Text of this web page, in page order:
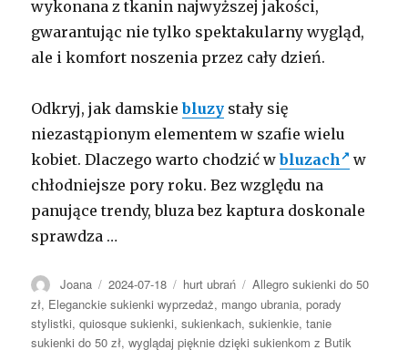
wykonana z tkanin najwyższej jakości,
gwarantując nie tylko spektakularny wygląd,
ale i komfort noszenia przez cały dzień.
Odkryj, jak damskiebluzy stały się
niezastąpionym elementem w szafie wielu
kobiet. Dlaczego warto chodzić wbluzach
w
chłodniejsze pory roku. Bez względu na
panujące trendy, bluza bez kaptura doskonale
sprawdza …
Autor
Joana Opublikowano
2024-07-18 Kategorie
hurt ubrań Tagi
Allegro sukienki do 50
zł, Eleganckie sukienki wyprzedaż, mango ubrania,porady
stylistki,quiosque sukienki,sukienkach,sukienkie,tanie
sukienki do 50 zł,wyglądaj pięknie dzięki sukienkom z Butik